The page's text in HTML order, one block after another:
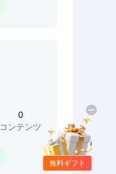
0
コンテンツ
無料ギフト